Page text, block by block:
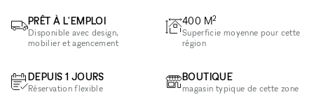
PRÊT À L'EMPLOI
Disponible avec design,
mobilier et agencement
DEPUIS 1 JOURS
Réservation flexible
400 M2
Superficie moyenne pour cette
région
BOUTIQUE
magasin typique de cette zone